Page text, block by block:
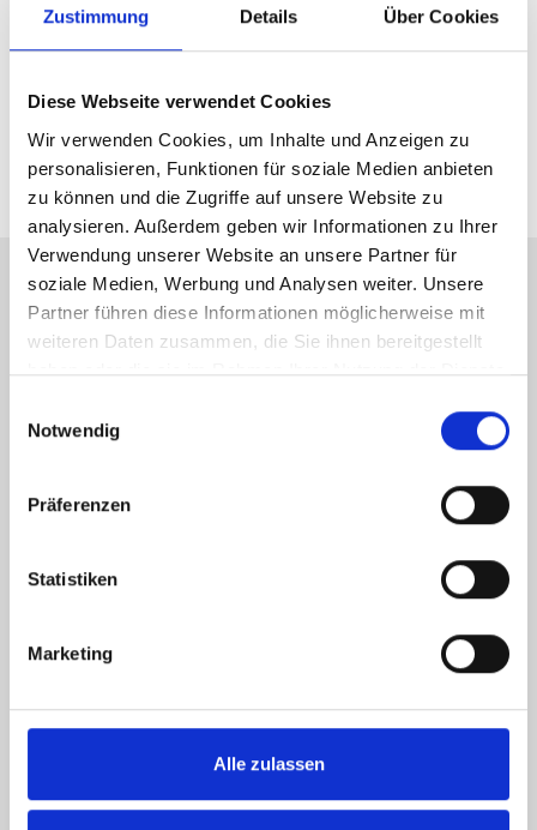
Zustimmung Details Über Cookies
Diese Webseite verwendet Cookies
Wir verwenden Cookies, um Inhalte und Anzeigen zu
personalisieren, Funktionen für soziale Medien anbieten
zu können und die Zugriffe auf unsere Website zu
analysieren. Außerdem geben wir Informationen zu Ihrer
Verwendung unserer Website an unsere Partner für
soziale Medien, Werbung und Analysen weiter. Unsere
Partner führen diese Informationen möglicherweise mit
weiteren Daten zusammen, die Sie ihnen bereitgestellt
haben oder die sie im Rahmen Ihrer Nutzung der Dienste
Notwendig
Präferenzen
Statistiken
Marketing
Alle zulassen
Sven Weihe
Telefon: 0571 597 265 17
Energieausweis (Verbrauchsausweis)
Energieausweis Ausstelldatum
2023-11-20
Energieausweis Jahrgang
ab dem 1.5.2014